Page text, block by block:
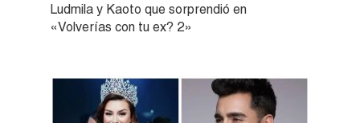
Ludmila y Kaoto que sorprendió en
«Volverías con tu ex? 2»